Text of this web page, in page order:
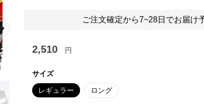
Next slide
ご注文確定から7~28日でお届け
2,510 円
サイズ
レギュラー ロング